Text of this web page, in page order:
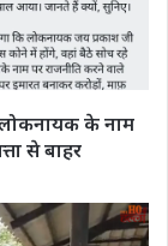
लोकनायक के नाम
से बाहर